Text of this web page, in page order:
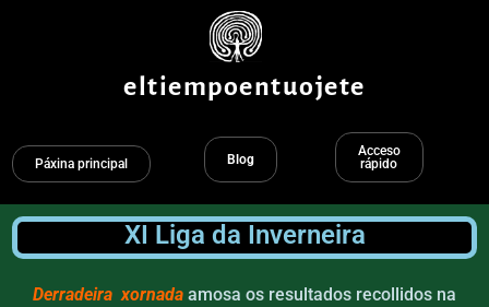
eltiempoentuojete
Páxina principal Blog
Acceso
rápido
XI Liga da Inverneira
Derradeira xornada amosa os resultados recollidos na